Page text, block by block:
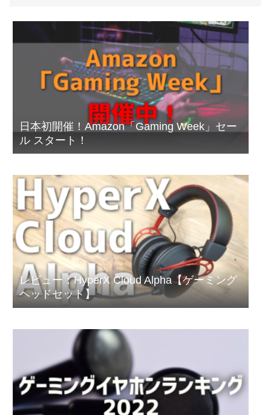
日本初開催！Amazon「Gaming Week」セー
ル スタート！
レビュー：HyperX Cloud Alpha【ゲーミング
ヘッドセット】